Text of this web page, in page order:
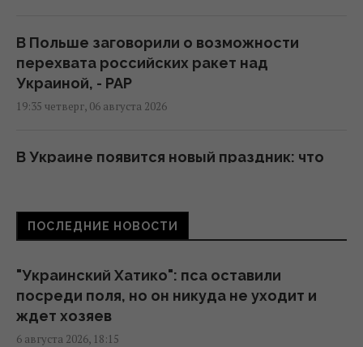
В Польше заговорили о возможности
перехвата российских ракет над
Украиной, - PAP
19:35 четверг, 06 августа 2026
В Украине появится новый праздник: что
заявление Зеленского о сокращении
поставок ракет
17:58 четверг, 06 августа 2026
ПОСЛЕДНИЕ НОВОСТИ
"Украинский Хатико": пса оставили
посреди поля, но он никуда не уходит и
ждет хозяев
6 августа 2026, 18:15